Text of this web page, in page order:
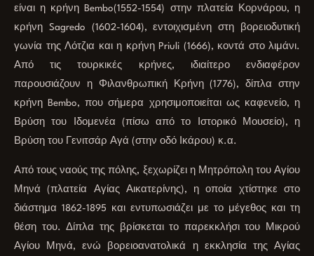
είναι η κρήνη Bembo(1552-1554) στην πλατεία Κορνάρου, η
κρήνη Sagredo (1602-1604), εντοιχισμένη στη βορειοδυτική
γωνία της Λότζια και η κρήνη Priuli (1666), κοντά στο λιμάνι.
Από τις τουρκικές κρήνες, ιδιαίτερο ενδιαφέρον
παρουσιάζουν η Φιλανθρωπική Κρήνη (1776), δίπλα στην
κρήνη Bembo, που σήμερα χρησιμοποιείται ως καφενείο, η
Βρύση του Ιδομενέα (πίσω από το Ιστορικό Μουσείο), η
Βρύση του Γενιτσάρ Αγά (στην οδό Ικάρου) κ.α.
Από τους ναούς της πόλης, ξεχωρίζει η Μητρόπολη του Αγίου
Μηνά (πλατεία Αγίας Αικατερίνης), η οποία χτίστηκε στο
διάστημα 1862-1895 και εντυπωσιάζει με το μέγεθος και τη
θέση του. Δίπλα της βρίσκεται το παρεκκλήσι του Μικρού
Αγίου Μηνά, ενώ βορειοανατολικά η εκκλησία της Αγίας